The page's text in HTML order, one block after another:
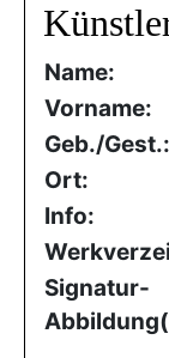
Name:
Vorname:
Geb./Gest.:
Ort:
Info:
Signatur-